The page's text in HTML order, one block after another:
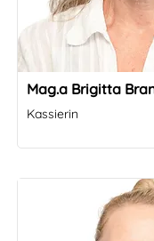
Mag.a Brigitta
Kassierin